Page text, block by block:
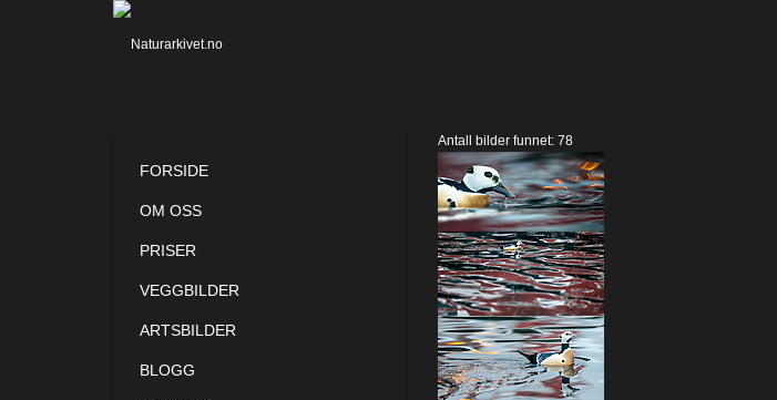
Antall bilder funnet: 78
FORSIDE
OM OSS
PRISER
VEGGBILDER
ARTSBILDER
BLOGG